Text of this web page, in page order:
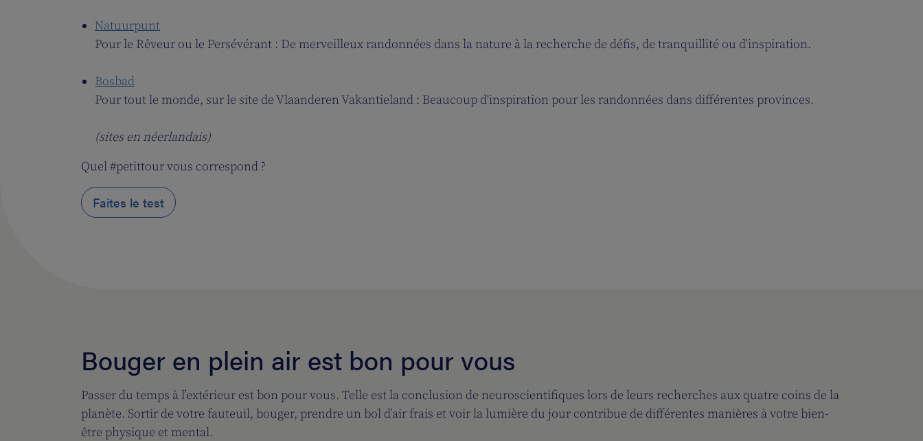
Natuurpunt
Pour le Rêveur ou le Persévérant : De merveilleux randonnées dans la nature à la recherche de défis, de tranquillité ou d'inspiration.
Bosbad
Pour tout le monde, sur le site de Vlaanderen Vakantieland : Beaucoup d'inspiration pour les randonnées dans différentes provinces.
(sites en néerlandais)
Quel #petittour vous correspond ?
Faites le test
Bouger en plein air est bon pour vous
Passer du temps à l’extérieur est bon pour vous. Telle est la conclusion de neuroscientifiques lors de leurs recherches aux quatre coins de la
planète. Sortir de votre fauteuil, bouger, prendre un bol d’air frais et voir la lumière du jour contribue de différentes manières à votre bien-
être physique et mental.